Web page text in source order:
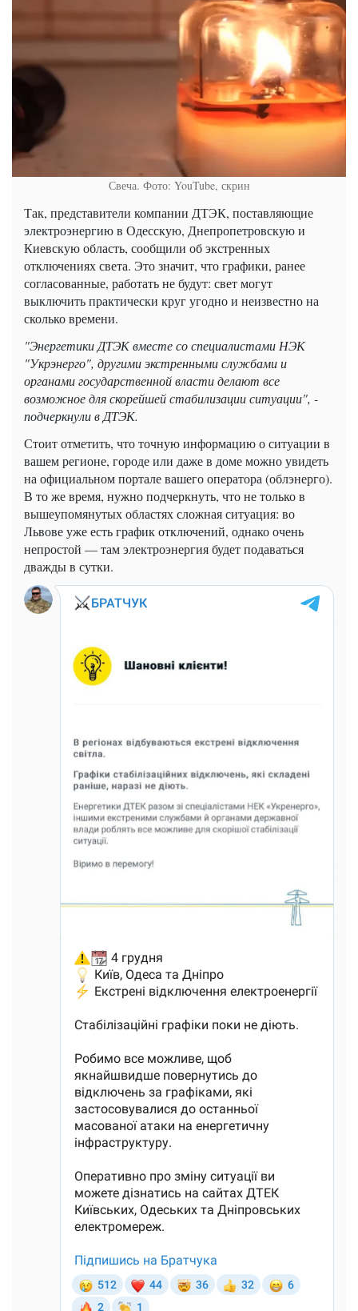
Свеча. Фото: YouTube, скрин
Так, представители компании ДТЭК, поставляющие
электроэнергию в Одесскую, Днепропетровскую и
Киевскую область, сообщили об экстренных
отключениях света. Это значит, что графики, ранее
согласованные, работать не будут: свет могут
выключить практически круг угодно и неизвестно на
сколько времени.
"Энергетики ДТЭК вместе со специалистами НЭК
"Укрэнерго", другими экстренными службами и
органами государственной власти делают все
возможное для скорейшей стабилизации ситуации", -
подчеркнули в ДТЭК.
Стоит отметить, что точную информацию о ситуации в
вашем регионе, городе или даже в доме можно увидеть
на официальном портале вашего оператора (облэнерго).
В то же время, нужно подчеркнуть, что не только в
вышеупомянутых областях сложная ситуация: во
Львове уже есть график отключений, однако очень
непростой — там электроэнергия будет подаваться
дважды в сутки.